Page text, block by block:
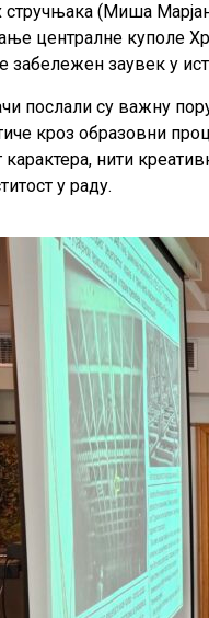
стручњака (Миша
централне куполе
забележен заувек у
послали су важну
кроз образовни
нити
у раду.